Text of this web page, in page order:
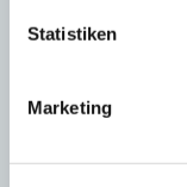
Statistiken
Marketing
Prohlášení o